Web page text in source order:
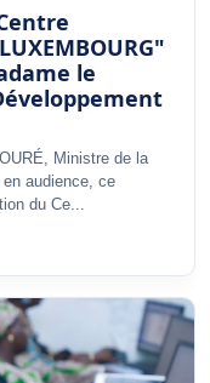
le
Ministre de la
audience, ce
du Ce...